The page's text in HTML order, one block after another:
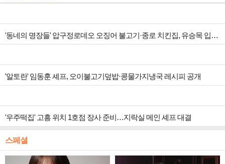
'동네의 명장들' 압구정로데오 오징어 불고기·종로 치킨집, 유승목 입맛 저격
'알토란' 임동훈 셰프, 오이불고기덮밥·콩물가지냉국 레시피 공개
'우주떡집' 고흥 위치 1호점 장사 준비…지락실 메인 셰프 대결
스페셜